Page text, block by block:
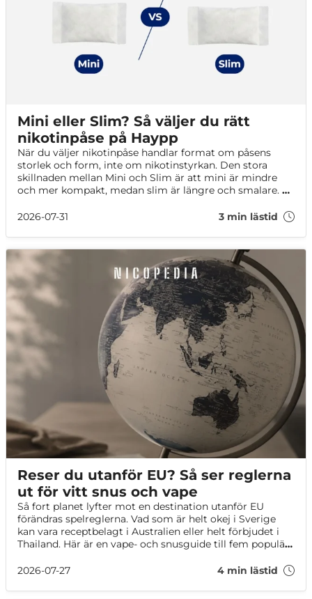
Mini eller Slim? Så väljer du rätt
nikotinpåse på Haypp
När du väljer nikotinpåse handlar format om påsens
storlek och form, inte om nikotinstyrkan. Den stora
skillnaden mellan Mini och Slim är att mini är mindre
och mer kompakt, medan slim är längre och smalare. På
produktens specifikationer och i filtren i kategorierna.
2026-07-31 3 min lästid
Reser du utanför EU? Så ser reglerna
ut för vitt snus och vape
Så fort planet lyfter mot en destination utanför EU
förändras spelreglerna. Vad som är helt okej i Sverige
kan vara receptbelagt i Australien eller helt förbjudet i
Thailand. Här är en vape- och snusguide till fem populära
2026-07-27
4 min lästid